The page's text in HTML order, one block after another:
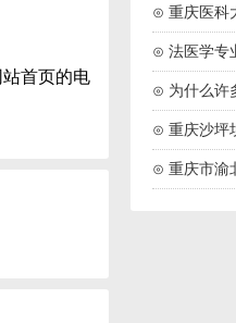
首页的电
线
⊙ 重庆医科
排名
⊙ 法医学专
样？
⊙ 为什么许
业好吗
⊙ 重庆沙坪
高等专科学
⊙ 重庆市渝